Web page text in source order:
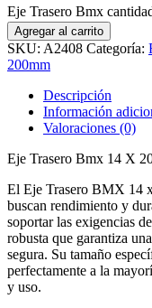
Eje Trasero Bmx
Agregar al carrito
SKU: A2408 Categoría:
200mm
Descripción
Información
Valoraciones (0)
Eje Trasero Bmx 14 X
El Eje Trasero BMX 14
buscan rendimiento y
soportar las exigencias
robusta que garantiza
segura. Su tamaño
perfectamente a la
y uso.